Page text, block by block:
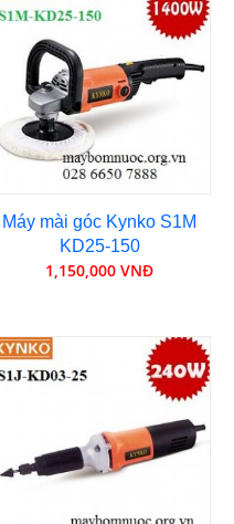
Máy mài góc Kynko S1M
KD25-150
1,150,000 VNĐ